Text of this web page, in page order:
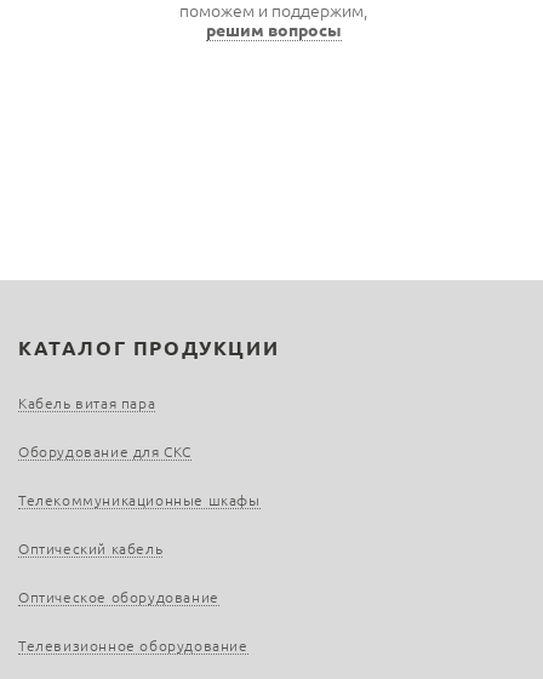
поможем и поддержим,
решим вопросы
КАТАЛОГ ПРОДУКЦИИ
Кабель витая пара
Оборудование для СКС
Телекоммуникационные шкафы
Оптический кабель
Оптическое оборудование
Телевизионное оборудование